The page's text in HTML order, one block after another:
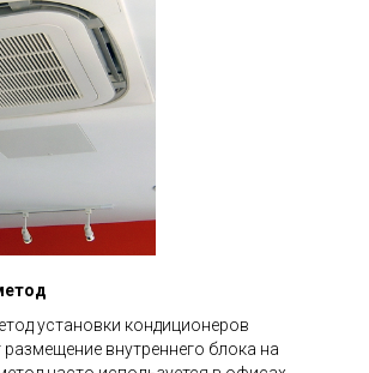
установки кондиционеров
размещение внутреннего блока на